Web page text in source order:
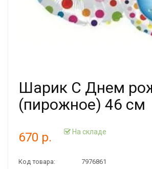
Шарик С Днем
(пирожное) 46 см
670 р. На складе
Код товара: 7976861